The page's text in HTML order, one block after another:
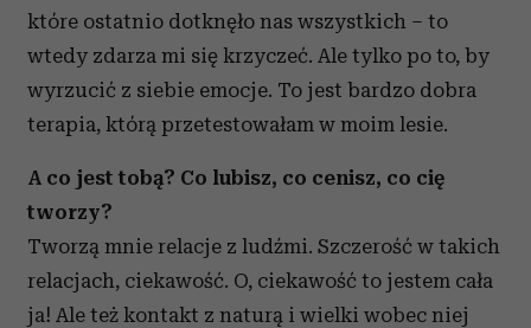
które ostatnio dotknęło nas wszystkich – to
wtedy zdarza mi się krzyczeć. Ale tylko po to, by
wyrzucić z siebie emocje. To jest bardzo dobra
terapia, którą przetestowałam w moim lesie.
A co jest tobą? Co lubisz, co cenisz, co cię
tworzy?
Tworzą mnie relacje z ludźmi. Szczerość w takich
relacjach, ciekawość. O, ciekawość to jestem cała
ja! Ale też kontakt z naturą i wielki wobec niej